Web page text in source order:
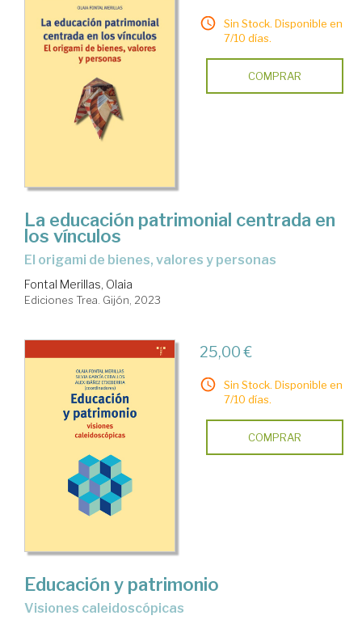
Sin Stock. Disponible en
7/10 días.
COMPRAR
La educación patrimonial centrada en
los vínculos
el origami de bienes, valores y personas
Fontal Merillas, Olaia
Ediciones Trea. Gijón, 2023
25,00 €
Sin Stock. Disponible en
7/10 días.
COMPRAR
Educación y patrimonio
visiones caleidoscópicas